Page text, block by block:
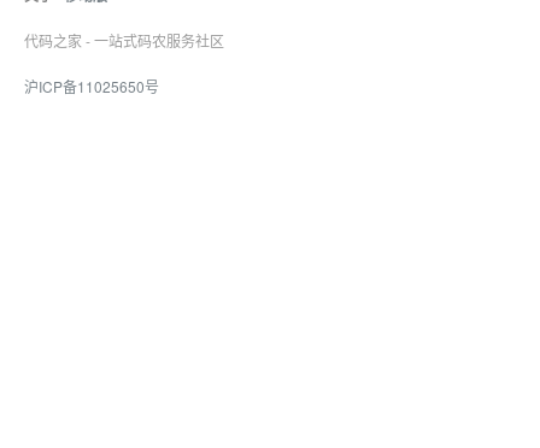
代码之家 - 一站式码农服务社区
沪ICP备11025650号